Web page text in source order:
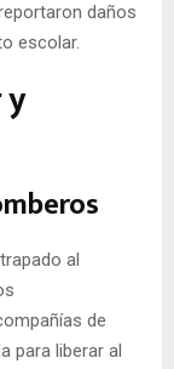
daños
escolar.
al
de
para liberar al